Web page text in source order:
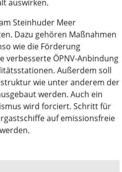
auswirken.
Steinhuder Meer
Dazu gehören Maßnahmen
wie die Förderung
verbesserte ÖPNV-Anbindung
Außerdem soll
wie unter anderem der
werden. Auch ein
wird forciert. Schritt für
auf emissionsfreie